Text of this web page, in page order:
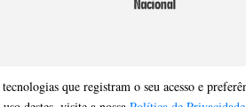
que registram o seu acesso e